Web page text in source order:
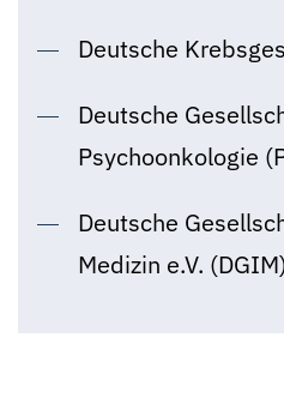
Deutsche
Deutsche
Psychoonkologie
Deutsche
Medizin e.V. (DGIM)